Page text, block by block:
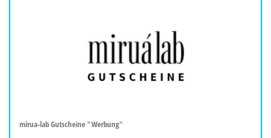
mirua-lab Gutscheine "Werbung"